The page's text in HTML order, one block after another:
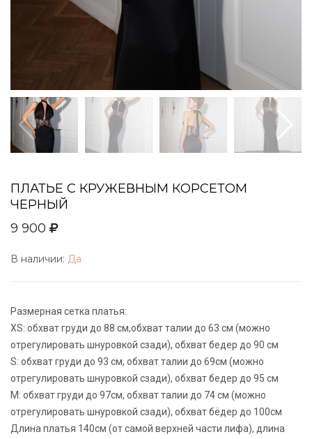
ПЛАТЬЕ С КРУЖЕВНЫМ КОРСЕТОМ
ЧЕРНЫЙ
9 900
В наличии: Да
Размерная сетка платья:
XS: обхват груди до 88 см,обхват талии до 63 см (можно
отрегулировать шнуровкой сзади), обхват бедер до 90 см
S: обхват груди до 93 см, обхват талии до 69см (можно
отрегулировать шнуровкой сзади), обхват бедер до 95 см
М: обхват груди до 97см, обхват талии до 74 см (можно
отрегулировать шнуровкой сзади), обхват бёдер до 100см
Длина платья 140см (от самой верхней части лифа), длина